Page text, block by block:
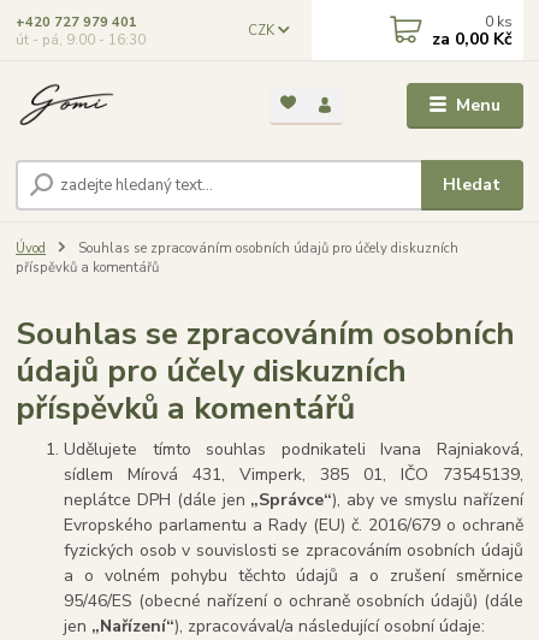
Menu
CZK
Hledat
+420 727 979 401
út - pá, 9:00 - 16:30
0 ks
za 0,00 Kč
Úvod
Souhlas se zpracováním osobních údajů pro účely diskuzních
příspěvků a komentářů
Souhlas se zpracováním osobních
údajů pro účely diskuzních
příspěvků a komentářů
Udělujete tímto souhlas podnikateli Ivana Rajniaková,
sídlem Mírová 431, Vimperk, 385 01, IČO 73545139,
neplátce DPH (dále jen „Správce“), aby ve smyslu nařízení
Evropského parlamentu a Rady (EU) č. 2016/679 o ochraně
fyzických osob v souvislosti se zpracováním osobních údajů
a o volném pohybu těchto údajů a o zrušení směrnice
95/46/ES (obecné nařízení o ochraně osobních údajů) (dále
jen „Nařízení“), zpracovával/a následující osobní údaje: